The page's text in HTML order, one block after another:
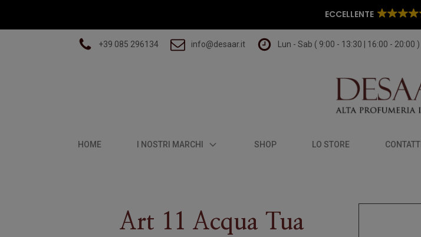
ECCELLENTE
+39 085 296134 info@desaar.it Lun - Sab ( 9:00 - 13:30 | 16:00 - 20:00 )
HOME I NOSTRI MARCHI SHOP LO STORE CONTATTI
Art 11 Acqua Tua